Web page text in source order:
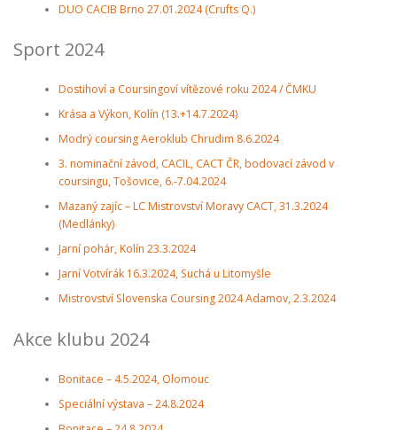
DUO CACIB Brno 27.01.2024 (Crufts Q.)
Sport 2024
Dostihoví a Coursingoví vítězové roku 2024 / ČMKU
Krása a Výkon, Kolín (13.+14.7.2024)
Modrý coursing Aeroklub Chrudim 8.6.2024
3. nominační závod, CACIL, CACT ČR, bodovací závod v
coursingu, Tošovice, 6.-7.04.2024
Mazaný zajíc – LC Mistrovství Moravy CACT, 31.3.2024
(Medlánky)
Jarní pohár, Kolín 23.3.2024
Jarní Votvírák 16.3.2024, Suchá u Litomyšle
Mistrovství Slovenska Coursing 2024 Adamov, 2.3.2024
Akce klubu 2024
Bonitace – 4.5.2024, Olomouc
Speciální výstava – 24.8.2024